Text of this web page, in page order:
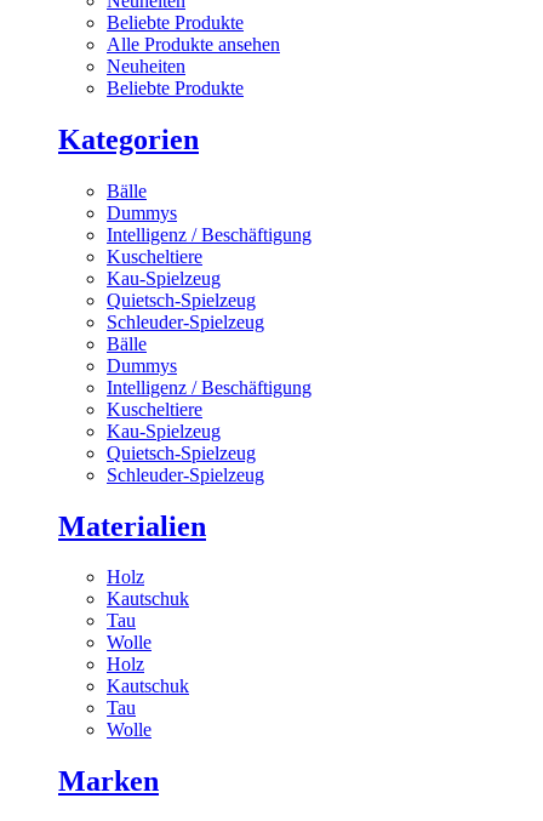
Beliebte Produkte
Alle Produkte ansehen
Neuheiten
Beliebte Produkte
Kategorien
Bälle
Dummys
Intelligenz / Beschäftigung
Kuscheltiere
Kau-Spielzeug
Quietsch-Spielzeug
Schleuder-Spielzeug
Bälle
Dummys
Intelligenz / Beschäftigung
Kuscheltiere
Kau-Spielzeug
Quietsch-Spielzeug
Schleuder-Spielzeug
Materialien
Holz
Kautschuk
Tau
Wolle
Holz
Kautschuk
Tau
Wolle
Marken